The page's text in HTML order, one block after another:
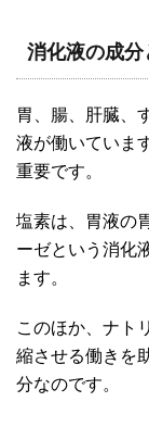
消化液の成分
胃、腸、肝臓、
液が働いていま
重要です。
塩素は、胃液の
ーゼという消化
ます。
このほか、ナト
縮させる働きを
分なのです。